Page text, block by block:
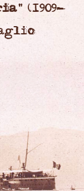
" (1909-